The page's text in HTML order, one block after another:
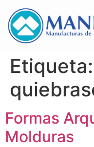
Etiqueta:
Formas
Molduras